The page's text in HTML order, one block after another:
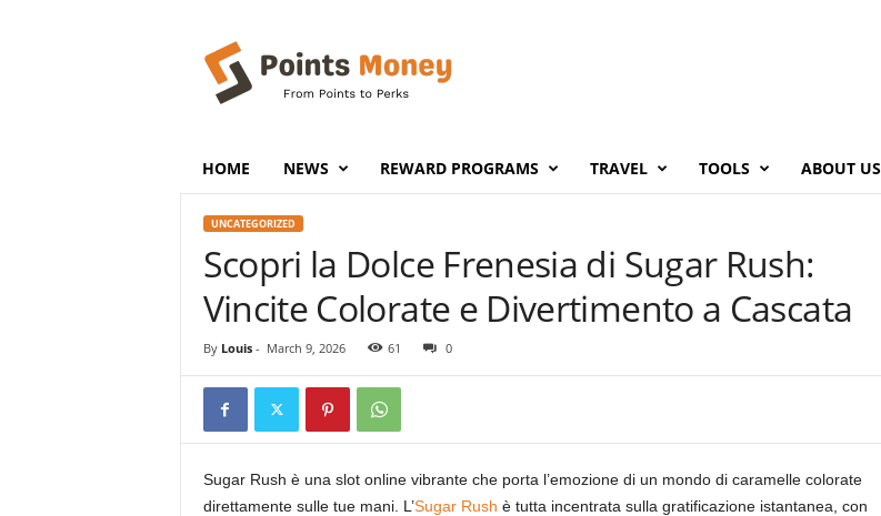
HOME NEWS REWARD PROGRAMS TRAVEL TOOLS ABOUT US
UNCATEGORIZED
Scopri la Dolce Frenesia di Sugar Rush:
Vincite Colorate e Divertimento a Cascata
By Louis- March 9, 2026 61 0
Sugar Rush è una slot online vibrante che porta l’emozione di un mondo di caramelle colorate
direttamente sulle tue mani. L’Sugar Rush è tutta incentrata sulla gratificazione istantanea, con